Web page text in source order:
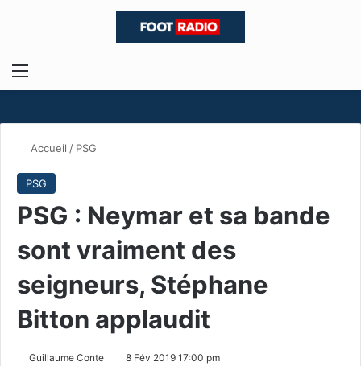
Menu
Accueil / PSG
PSG
PSG : Neymar et sa bande
sont vraiment des
seigneurs, Stéphane
Bitton applaudit
Guillaume Conte 8 Fév 2019 17:00 pm